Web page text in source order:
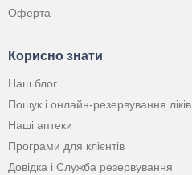
Оферта
Корисно знати
Наш блог
Пошук і онлайн-резервування ліків
Наші аптеки
Програми для клієнтів
Довідка і Служба резервування